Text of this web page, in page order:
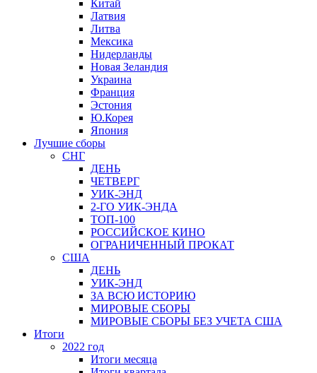
Китай
Латвия
Литва
Мексика
Нидерланды
Новая Зеландия
Украина
Франция
Эстония
Ю.Корея
Япония
Лучшие сборы
СНГ
ДЕНЬ
ЧЕТВЕРГ
УИК-ЭНД
2-ГО УИК-ЭНДА
ТОП-100
РОССИЙСКОЕ КИНО
ОГРАНИЧЕННЫЙ ПРОКАТ
США
ДЕНЬ
УИК-ЭНД
ЗА ВСЮ ИСТОРИЮ
МИРОВЫЕ СБОРЫ
МИРОВЫЕ СБОРЫ БЕЗ УЧЕТА США
Итоги
2022 год
Итоги месяца